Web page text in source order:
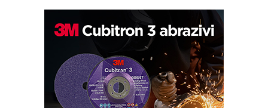
Trajna oznaka kao dugoročna korist
Bezbednost na prvom mestu!
IB BLUMENAUER - više od 40 godina
poverenja u industriji